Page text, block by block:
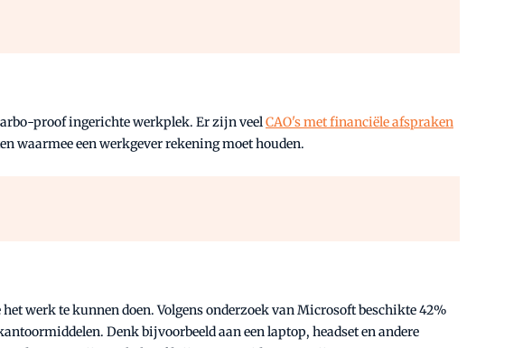
proof ingerichte werkplek. Er zijn veelCAO's met financiële afspraken
waarmee een werkgever rekening moet houden.
werk te kunnen doen. Volgens onderzoek van Microsoft beschikte 42%
Denk bijvoorbeeld aan een laptop, headset en andere